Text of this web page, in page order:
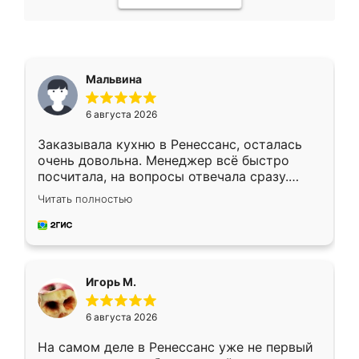
Мальвина
6 августа 2026
Заказывала кухню в Ренессанс, осталась
очень довольна. Менеджер всё быстро
посчитала, на вопросы отвечала сразу.
Замерщик приехал в субботу, подошёл к
делу со всей ответственностью. Собрали
за день, ребята работали аккуратно, даже
Читать полностью
Игорь М.
6 августа 2026
На самом деле в Ренессанс уже не первый